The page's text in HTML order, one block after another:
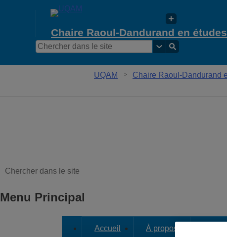
Chaire Raoul-Dandurand en
UQAM Chaire Raoul-Dandurand
Menu Principal
Accueil À propos